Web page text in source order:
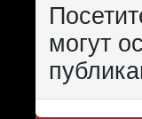
могут